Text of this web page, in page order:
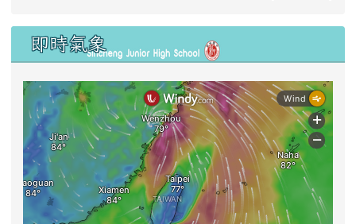
即時氣象